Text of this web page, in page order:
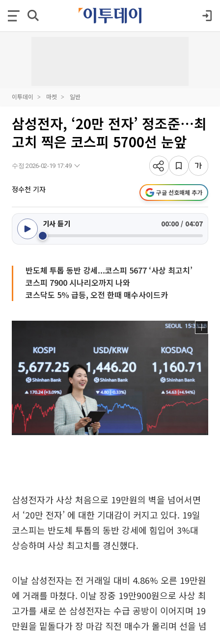
이투데이 마켓 일반
삼성전자, ‘20만 전자’ 정조준⋯최
고치 찍은 코스피 5700선 눈앞
수정 2026-02-19 17:49
정수천 기자 구글 선호매체 추가
기사 듣기 00:00 / 04:07
반도체 투톱 동반 강세...코스피 5677 ‘사상 최고치’
코스피 7900 시나리오까지 나와
코스닥도 5% 급등, 오전 한때 매수사이드카
삼성전자가 사상 처음으로 19만원의 벽을 넘어서면
서 ‘20만 전자’ 에 대한 기대감이 커지고 있다. 19일
코스피는 반도체 투톱의 동반 강세에 힘입어 3%대
상승하며 사상 최고치를 경신했다.
이날 삼성전자는 전 거래일 대비 4.86% 오른 19만원
에 거래를 마쳤다. 이날 장중 19만900원으로 사상 최
고가를 새로 쓴 삼성전자는 수급 공방이 이어지며 19
만원을 밑돌다가 장 마감 직전 매수가 몰리며 선을 넘